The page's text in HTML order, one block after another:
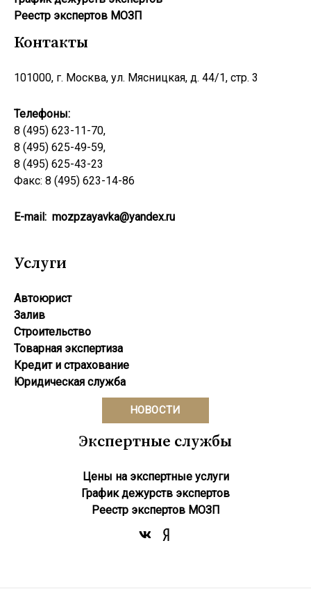
Реестр экcпертов МОЗП
Контакты
101000, г. Москва, ул. Мясницкая, д. 44/1, стр. 3
Телефоны:
8 (495) 623-11-70,
8 (495) 625-49-59,
8 (495) 625-43-23
Факс: 8 (495) 623-14-86
E-mail: mozpzayavka@yandex.ru
Услуги
Автоюрист
Залив
Строительство
Товарная экспертиза
Кредит и страхование
Юридическая служба
НОВОСТИ
Экспертные службы
Цены на экспертные услуги
График дежурств экспертов
Реестр экcпертов МОЗП